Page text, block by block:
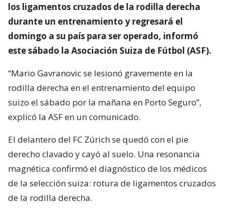
los ligamentos cruzados de la rodilla derecha
durante un entrenamiento y regresará el
domingo a su país para ser operado, informó
este sábado la Asociación Suiza de Fútbol (ASF).
“Mario Gavranovic se lesionó gravemente en la
rodilla derecha en el entrenamiento del equipo
suizo el sábado por la mañana en Porto Seguro”,
explicó la ASF en un comunicado.
El delantero del FC Zúrich se quedó con el pie
derecho clavado y cayó al suelo. Una resonancia
magnética confirmó el diagnóstico de los médicos
de la selección suiza: rotura de ligamentos cruzados
de la rodilla derecha.